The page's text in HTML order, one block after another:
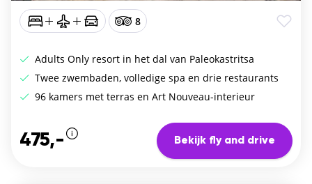
8
Adults Only resort in het dal van Paleokastritsa
Twee zwembaden, volledige spa en drie restaurants
96 kamers met terras en Art Nouveau-interieur
475,- Bekijk fly and drive